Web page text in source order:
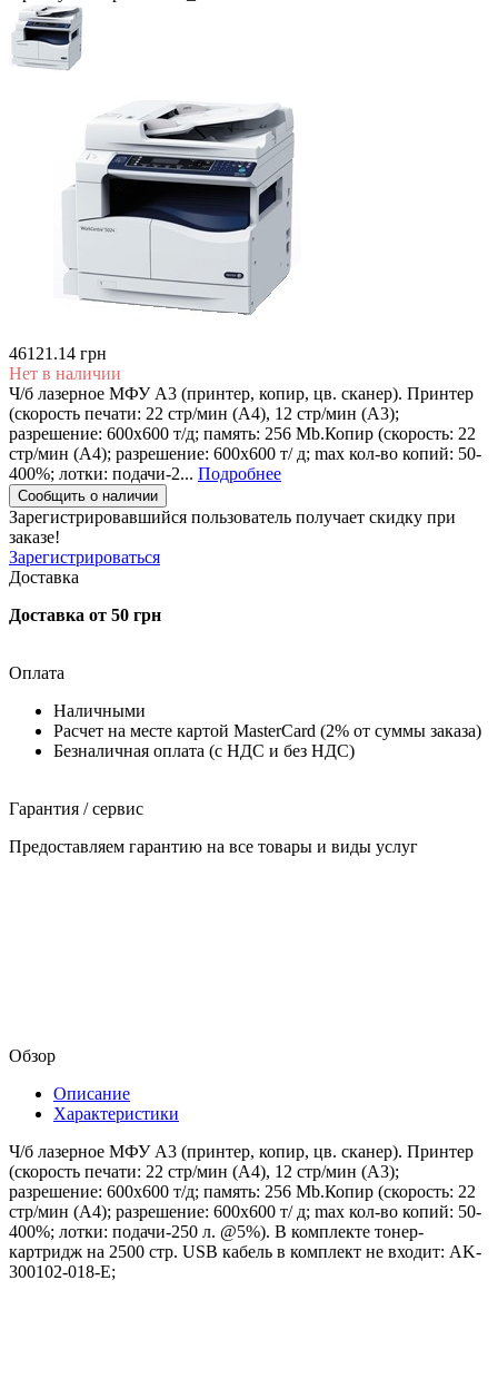
46121.14 грн
Нет в наличии
Ч/б лазерное МФУ А3 (принтер, копир, цв. сканер). Принтер
(скорость печати: 22 стр/мин (A4), 12 стр/мин (А3);
разрешение: 600х600 т/д; память: 256 Mb.Копир (скорость: 22
стр/мин (A4); разрешение: 600x600 т/ д; max кол-во копий: 50-
400%; лотки: подачи-2... Подробнее
Сообщить о наличии
Зарегистрировавшийся пользователь получает скидку при
заказе!
Зарегистрироваться
Доставка
Доставка от 50 грн
Оплата
Наличными
Расчет на месте картой MasterCard (2% от суммы заказа)
Безналичная оплата (с НДС и без НДС)
Гарантия / сервис
Предоставляем гарантию на все товары и виды услуг
Обзор
Описание
Характеристики
Ч/б лазерное МФУ А3 (принтер, копир, цв. сканер). Принтер
(скорость печати: 22 стр/мин (A4), 12 стр/мин (А3);
разрешение: 600х600 т/д; память: 256 Mb.Копир (скорость: 22
стр/мин (A4); разрешение: 600x600 т/ д; max кол-во копий: 50-
400%; лотки: подачи-250 л. @5%). В комплекте тонер-
картридж на 2500 стр. USB кабель в комплект не входит: AK-
300102-018-E;